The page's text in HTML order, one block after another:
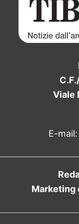
Viale
E-mail:
Marketing